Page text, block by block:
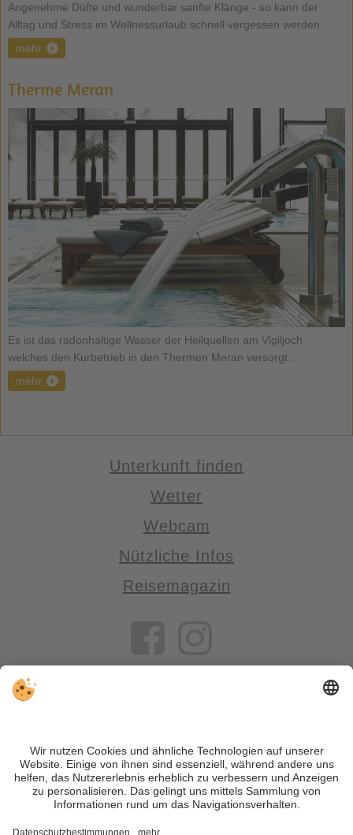
Angenehme Düfte und wunderbar sanfte Klänge - so kann der
Alltag und Stress im Wellnessurlaub schnell vergessen werden ...
mehr
Therme Meran
Es ist das radonhaltige Wasser der Heilquellen am Vigiljoch
welches den Kurbetrieb in den Thermen Meran versorgt ...
mehr
Unterkunft finden
Wetter
Webcam
Nützliche Infos
Reisemagazin
VIVOSüdtirol ist das Reiseportal für alle, die Südtirol nicht nur
besuchen, sondern wirklich erleben wollen – inklusive Tipps,
tollen Unterkünften und Angeboten.
Trotz genauer Arbeit und ständigem Aktualisieren der Inhalte,